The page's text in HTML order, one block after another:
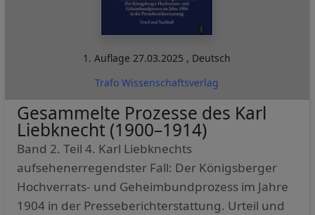
1. Auflage27.03.2025 , Deutsch
Trafo Wissenschaftsverlag
Gesammelte Prozesse des Karl
Liebknecht (1900–1914)
Band 2. Teil 4. Karl Liebknechts
aufsehenerregendster Fall: Der Königsberger
Hochverrats- und Geheimbundprozess im Jahre
1904 in der Presseberichterstattung. Urteil und